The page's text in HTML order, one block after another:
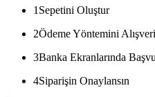
1 Sepetini Oluştur
2Ödeme Yöntemini
3Banka Ekranlarında
4Siparişin Onaylansın